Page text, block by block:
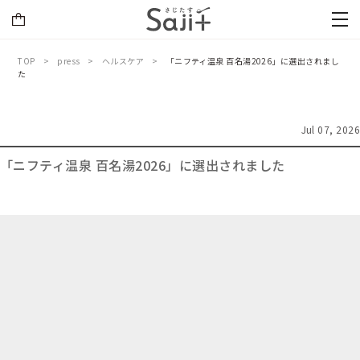
TOP press ヘルスケア
「ニフティ温泉 百名湯2026」に選出されまし
た
Jul 07, 2026
「ニフティ温泉 百名湯2026」に選出されました